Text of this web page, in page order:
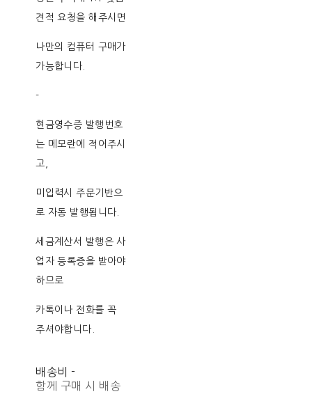
견적 요청을 해주시면
나만의 컴퓨터 구매가
가능합니다.
-
현금영수증 발행번호
는 메모란에 적어주시
고,
미입력시 주문기반으
로 자동 발행됩니다.
세금계산서 발행은 사
업자 등록증을 받아야
하므로
카톡이나 전화를 꼭
주셔야합니다.
배송비 -
함께 구매 시 배송